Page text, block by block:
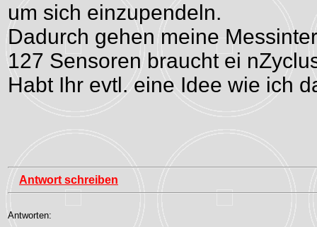
um sich einzupendeln.
Dadurch gehen meine
127 Sensoren braucht ei
Habt Ihr evtl. eine Idee wie ich
Antwort schreiben
Antworten: